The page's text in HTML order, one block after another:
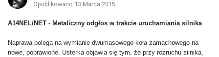
Opublikowano 13 Marca 2015
A14NEL/NET - Metaliczny odgłos w trakcie uruchamiania silnika
Naprawa polega na wymianie dwumasowego koła zamachowego na
nowe, poprawione. Usterka objawia się tym, że przy rozruchu silnika,